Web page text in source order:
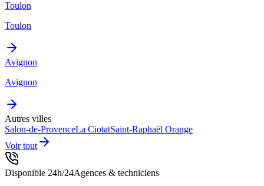
Toulon
Toulon
Avignon
Avignon
Autres villes
Salon-de-ProvenceLa CiotatSaint-Raphaël Orange
Voir tout
Disponible 24h/24Agences & techniciens